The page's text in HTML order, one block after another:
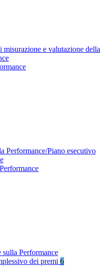
misurazione e valutazione della
Performance/Piano esecutivo
sulla Performance
dei premi 6